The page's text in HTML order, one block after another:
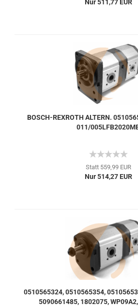
Nur 511,77 EUR
BOSCH-REXROTH ALTERN.
011/
Statt 559,99 EUR
Nur 514,27 EUR
0510565324, 0510565354,
5090661485, 1802075,